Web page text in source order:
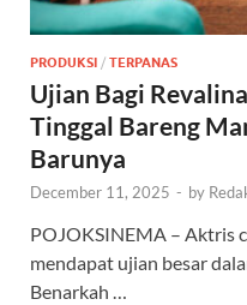
PRODUKSI / TERPANAS
Ujian Bagi
Tinggal Bareng
Barunya
December 11, 2025 - by
POJOKSINEMA – Aktris
mendapat ujian besar
Benarkah …